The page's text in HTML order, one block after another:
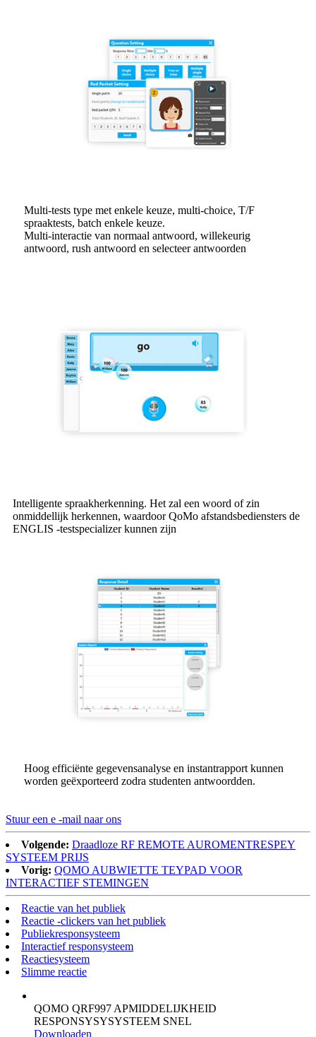
Multi-tests type met enkele keuze, multi-choice, T/F
spraaktests, batch enkele keuze.
Multi-interactie van normaal antwoord, willekeurig
antwoord, rush antwoord en selecteer antwoorden
Intelligente spraakherkenning. Het zal een woord of zin
onmiddellijk herkennen, waardoor QoMo afstandsbediensters de
ENGLIS -testspecializer kunnen zijn
Hoog efficiënte gegevensanalyse en instantrapport kunnen
worden geëxporteerd zodra studenten antwoordden.
Stuur een e -mail naar ons
Volgende: Draadloze RF REMOTE AUROMENTRESPEY
SYSTEEM PRIJS
Vorig: QOMO AUBWIETTE TEYPAD VOOR
INTERACTIEF STEMINGEN
Reactie van het publiek
Reactie -clickers van het publiek
Publiekresponsysteem
Interactief responsysteem
Reactiesysteem
Slimme reactie
QOMO QRF997 APMIDDELIJKHEID
RESPONSYSYSYSTEEM SNEL
Downloaden